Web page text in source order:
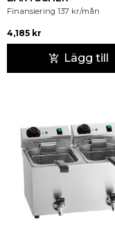
Finansiering 137 kr/mån
4,185 kr
Lägg till